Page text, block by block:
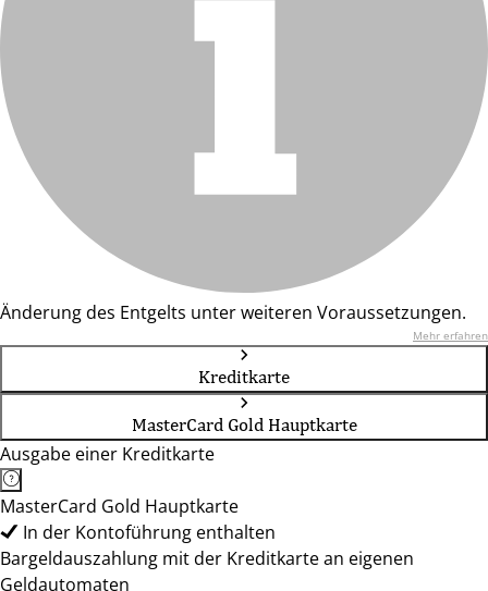
Änderung des Entgelts unter weiteren Voraussetzungen.
Mehr erfahren
Kreditkarte
MasterCard Gold Hauptkarte
Ausgabe einer Kreditkarte
MasterCard Gold Hauptkarte
In der Kontoführung enthalten
Bargeldauszahlung mit der Kreditkarte an eigenen
Geldautomaten